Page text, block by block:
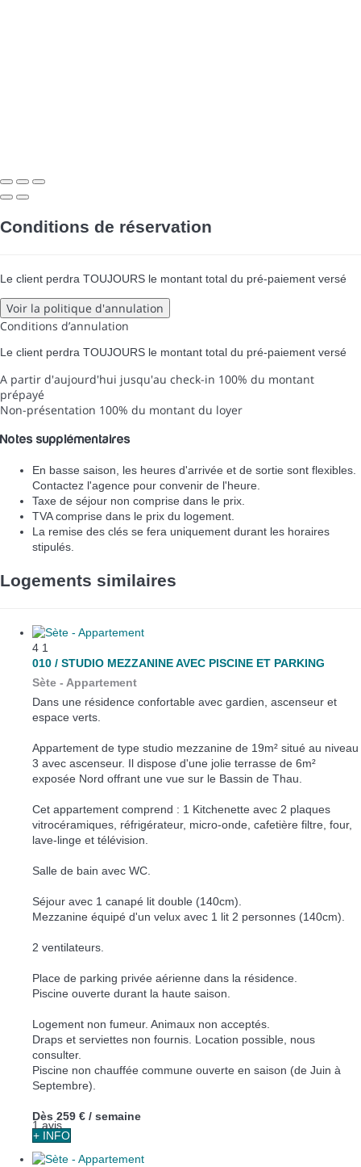
Conditions de réservation
Le client perdra TOUJOURS le montant total du pré-paiement versé
Voir la politique d'annulation
Conditions d’annulation
Le client perdra TOUJOURS le montant total du pré-paiement versé
A partir d'aujourd'hui jusqu'au check-in 100% du montant
prépayé
Non-présentation 100% du montant du loyer
Notes supplémentaires
En basse saison, les heures d'arrivée et de sortie sont flexibles.
Contactez l'agence pour convenir de l'heure.
Taxe de séjour non comprise dans le prix.
TVA comprise dans le prix du logement.
La remise des clés se fera uniquement durant les horaires
stipulés.
Logements similaires
4 1
010 / STUDIO MEZZANINE AVEC PISCINE ET PARKING
Sète - Appartement
Dans une résidence confortable avec gardien, ascenseur et
espace verts.
Appartement de type studio mezzanine de 19m² situé au niveau
3 avec ascenseur. Il dispose d'une jolie terrasse de 6m²
exposée Nord offrant une vue sur le Bassin de Thau.
Cet appartement comprend : 1 Kitchenette avec 2 plaques
vitrocéramiques, réfrigérateur, micro-onde, cafetière filtre, four,
lave-linge et télévision.
Salle de bain avec WC.
Séjour avec 1 canapé lit double (140cm).
Mezzanine équipé d'un velux avec 1 lit 2 personnes (140cm).
2 ventilateurs.
Place de parking privée aérienne dans la résidence.
Piscine ouverte durant la haute saison.
Logement non fumeur. Animaux non acceptés.
Draps et serviettes non fournis. Location possible, nous
consulter.
Piscine non chauffée commune ouverte en saison (de Juin à
Septembre).
1 avis
Dès 259 € / semaine
+ INFO